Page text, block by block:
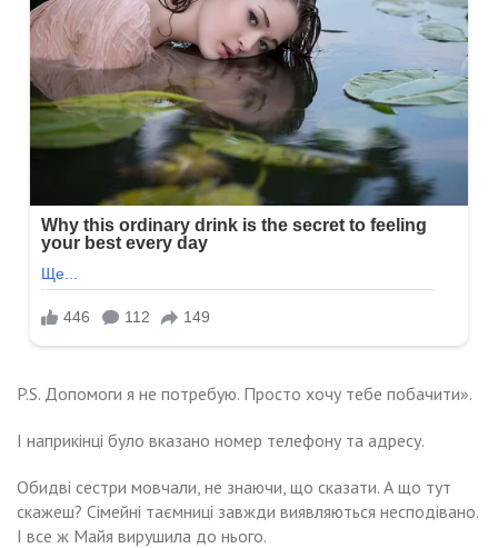
P.S. Допомоги я не потребую. Просто хочу тебе побачити».
І наприкінці було вказано номер телефону та адресу.
Обидві сестри мовчали, не знаючи, що сказати. А що тут
скажеш? Сімейні таємниці завжди виявляються несподівано.
І все ж Майя вирушила до нього.